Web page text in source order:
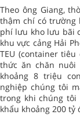
Theo ông Giang,
thậm chí có trường
phí lưu kho lưu bãi
khu vực cảng Hải
TEU (container
thức ăn chăn nuôi
khoảng 8 triệu
nghiệp chúng tôi
trong khi chúng tôi
khẩu khoảng 200 tỷ